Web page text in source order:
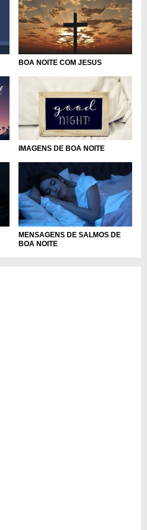
BOA NOITE COM JESUS
IMAGENS DE BOA NOITE
MENSAGENS DE SALMOS DE
BOA NOITE